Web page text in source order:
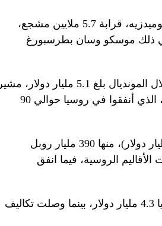
واستقطبت المدن الروسية، التي استضافت المونديال، بحسب لوميدزيه، قرابة 5.7 ملايين مشجع،
ذلك موسكو وسان بطرسبورغ
وأعلن مصرف “سبيربنك” الروسي، أن إنفاق السياح الأجانب خلال المونديال بلغ 5.1 مليار دولار، مشيرا
إلى أن الإنفاق الأكبر كان من نصيب الزوار من الولايات المتحدة، الذي أنفقوا في روسيا حوالي 90
وبلغت تكاليف البطولة ما يقارب 680 مليار روبل (حوالي 13.2 مليار دولار)، منها 390 مليار روبل
روبل من ميزانيات الأقاليم الروسية، فيما انفق
وللمقارنة فقد كلف مونديال 2010، والذي جرى في جنوب إفريقيا 4.3 مليار دولار، بينما وصلت تكاليف